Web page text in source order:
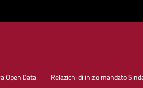
Open Data Relazioni di inizio mandato